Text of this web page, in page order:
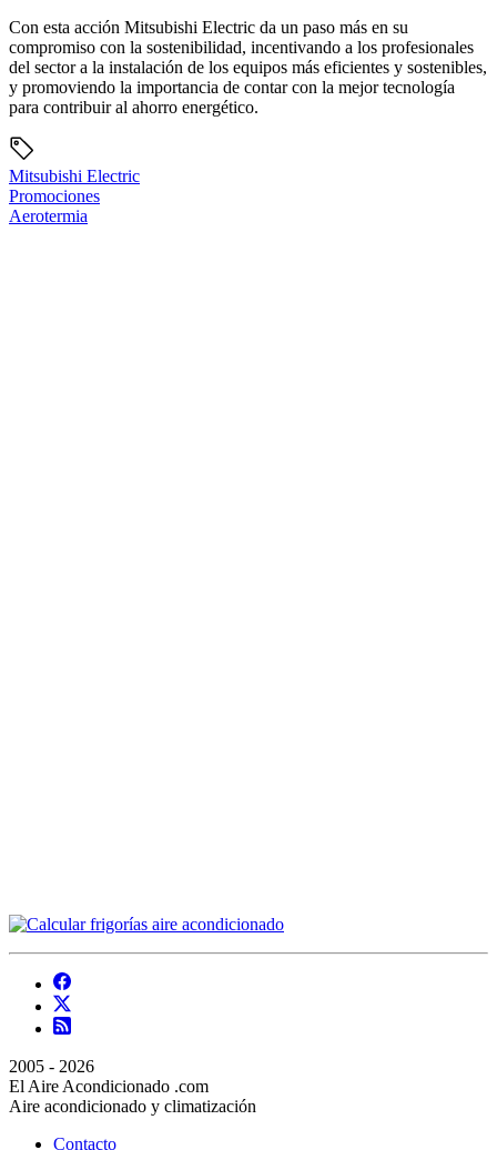
Con esta acción Mitsubishi Electric da un paso más en su
compromiso con la sostenibilidad, incentivando a los profesionales
del sector a la instalación de los equipos más eficientes y sostenibles,
y promoviendo la importancia de contar con la mejor tecnología
para contribuir al ahorro energético.
Mitsubishi Electric
Promociones
Aerotermia
2005 - 2026
El Aire Acondicionado .com
Aire acondicionado y climatización
Contacto